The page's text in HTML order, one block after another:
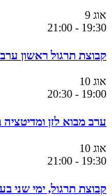
אוג 9
19:30
-
21:00
קבוצת תרגול ראשון
אוג 10
19:00
-
20:30
ערב מבוא לזן ומדיטציה
אוג 10
19:30
-
21:00
קבוצת תרגול, ימי שני